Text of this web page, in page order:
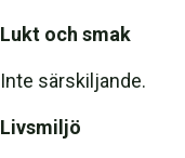
Lukt och smak
Inte särskiljande.
Livsmiljö